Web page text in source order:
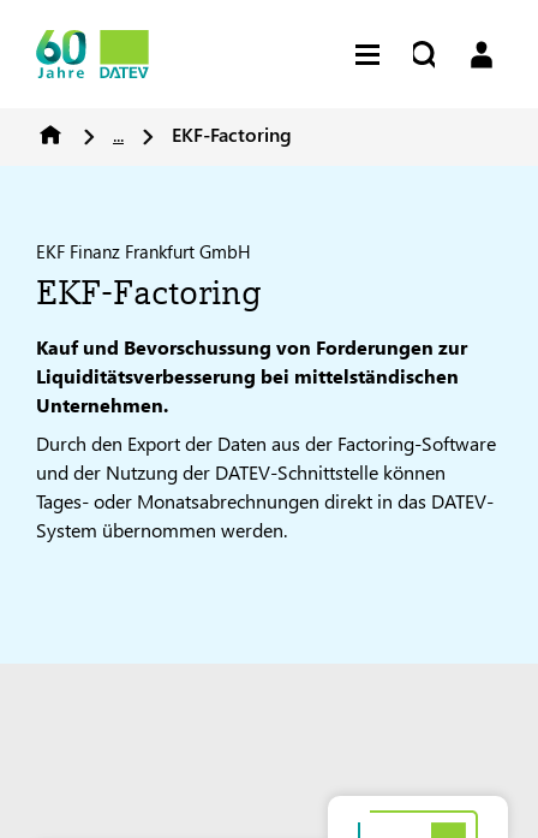
... EKF-Factoring
EKF Finanz Frankfurt GmbH
EKF-Factoring
Kauf und Bevorschussung von Forderungen zur
Liquiditätsverbesserung bei mittelständischen
Unternehmen.
Durch den Export der Daten aus der Factoring-Software
und der Nutzung der DATEV-Schnittstelle können
Tages- oder Monatsabrechnungen direkt in das DATEV-
System übernommen werden.